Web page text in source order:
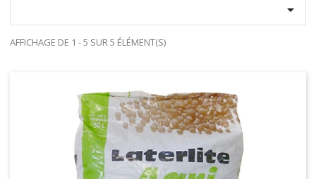

AFFICHAGE DE 1 - 5 SUR 5 ÉLÉMENT(S)